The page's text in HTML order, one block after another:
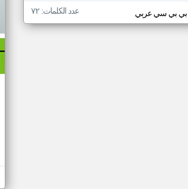
بي بي سي عربي عدد الكلمات: ٧٢